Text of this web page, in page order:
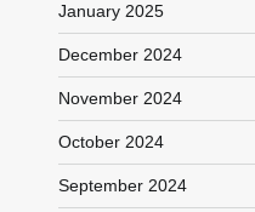
January 2025
December 2024
November 2024
October 2024
September 2024